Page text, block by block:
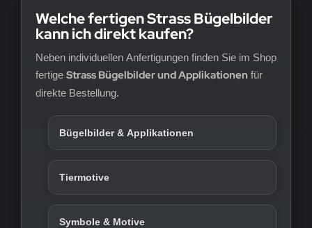
Welche fertigen Strass Bügelbilder
kann ich direkt kaufen?
Neben individuellen Anfertigungen finden Sie im Shop
fertige Strass Bügelbilder und Applikationen für
direkte Bestellung.
Bügelbilder & Applikationen
Tiermotive
Symbole & Motive